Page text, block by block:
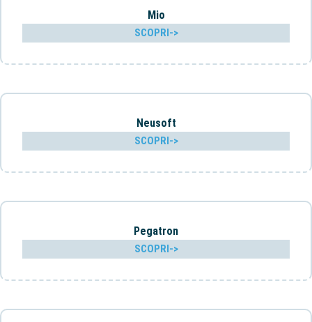
Mio
SCOPRI->
Neusoft
SCOPRI->
Pegatron
SCOPRI->